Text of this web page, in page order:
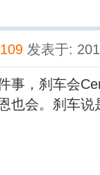
109 发表于:
事，刹车会
也会。刹车